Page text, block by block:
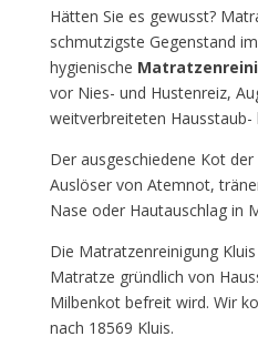
Hätten Sie es gewusst?
schmutzigste Gegenstand
hygienische
vor Nies- und Hustenreiz,
weitverbreiteten Hausstaub-
Der ausgeschiedene Kot
Auslöser von Atemnot,
Nase oder Hautauschlag in
Die Matratzenreinigung
Matratze gründlich von
Milbenkot befreit wird. Wir
nach 18569 Kluis.